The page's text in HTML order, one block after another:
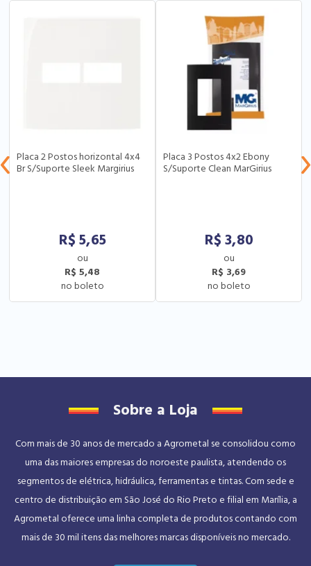
Placa 2 Postos horizontal 4x4
Br S/Suporte Sleek Margirius
R$ 5,65
R$ 5,48
Placa 3 Postos 4x2 Ebony
S/Suporte Clean MarGirius
R$ 3,80
R$ 3,69
Sobre a Loja
Com mais de 30 anos de mercado a Agrometal se consolidou como
uma das maiores empresas do noroeste paulista, atendendo os
segmentos de elétrica, hidráulica, ferramentas e tintas. Com sede e
centro de distribuição em São José do Rio Preto e filial em Marília, a
Agrometal oferece uma linha completa de produtos contando com
mais de 30 mil itens das melhores marcas disponíveis no mercado.